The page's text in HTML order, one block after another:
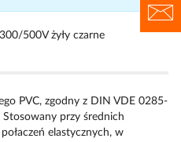
500V żyły czarne
PVC, zgodny z DIN VDE 0285-
przy średnich
elastycznych, w